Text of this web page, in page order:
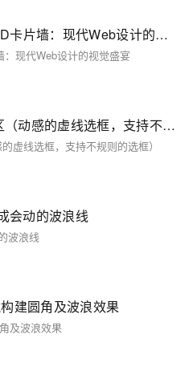
HTML+CSS动画实现动感3D卡片墙：现代Web设计的视觉盛宴
现代Web设计的视觉盛宴
css特效——Photoshop选区（动感的虚线选框，支持不规则的选框）
线选框，支持不规则的选框）
会动的波浪线
波浪线
建圆角及波浪效果
及波浪效果